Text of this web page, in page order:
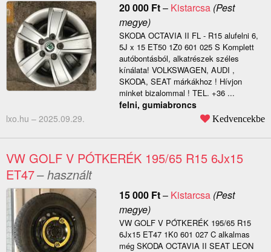
20 000 Ft– Kistarcsa(Pest
megye)
SKODA OCTAVIA II FL - R15 alufelni 6,
5J x 15 ET50 1Z0 601 025 S Komplett
autóbontásból, alkatrészek széles
kínálata! VOLKSWAGEN, AUDI ,
SKODA, SEAT márkákhoz ! Hívjon
minket bizalommal ! TEL. +36 ...
felni, gumiabroncs
lxo.hu – 2025.09.29. Kedvencekbe
VW GOLF V PÓTKERÉK 195/65 R15 6Jx15
ET47– használt
15 000 Ft– Kistarcsa(Pest
megye)
VW GOLF V PÓTKERÉK 195/65 R15
6Jx15 ET47 1K0 601 027 C alkalmas
még SKODA OCTAVIA II SEAT LEON